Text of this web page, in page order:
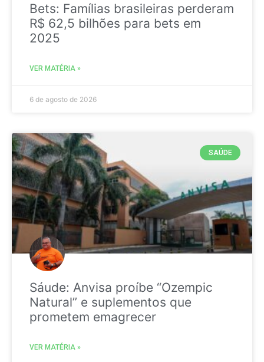
Bets: Famílias brasileiras perderam
R$ 62,5 bilhões para bets em
2025
VER MATÉRIA »
6 de agosto de 2026
SAÚDE
Sáude: Anvisa proíbe “Ozempic
Natural” e suplementos que
prometem emagrecer
VER MATÉRIA »